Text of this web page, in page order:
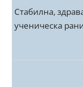
Стабилна,
ученическа